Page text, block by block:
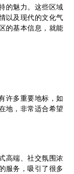
的魅力。这些区域
以及现代的文化气
的基本信息，就能
许多重要地标，如
地，非常适合希望
高端、社交氛围浓
服务，吸引了很多